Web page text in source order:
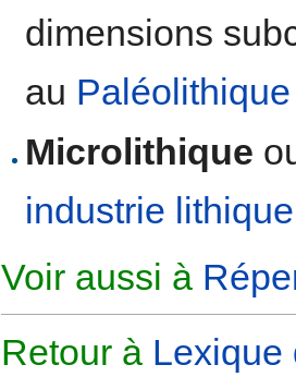
dimensions
au Paléolithique
Microlithique
industrie lithique
Voir aussi à
Retour à Lexique